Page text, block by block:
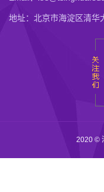
地址：北京市海淀区清华
2020 ©